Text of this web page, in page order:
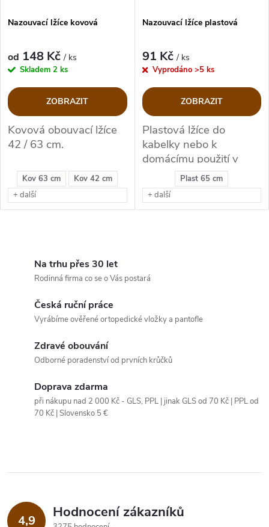
p
r
o
d
u
k
t
s
p
r
o
d
u
k
Kov 63 cm
Kov 42 cm
+ další
Nazouvací lžíce kovová
od 148 Kč/ ks
Skladem 2 ks
ZOBRAZIT
Kovová obouvací lžíce
42 / 63 cm.
Plast 65 cm
+ další
Nazouvací lžíce plastová
91 Kč/ ks
Vyprodáno >5 ks
ZOBRAZIT
Plastová lžíce do
kabelky nebo k
domácímu použití v
délce 65cm
k
Na trhu přes 30 let
Rodinná firma co se o Vás postará
Česká ruční práce
Vyrábíme ověřené ortopedické vložky a pantofle
Zdravé obouvání
Odborné poradenství od prvních krůčků
Doprava zdarma
při nákupu nad 2 000 Kč - GLS, PPL | jinak GLS od 70 Kč | PPL od
70 Kč | Slovensko 5 €
4,9 Hodnocení zákazníků